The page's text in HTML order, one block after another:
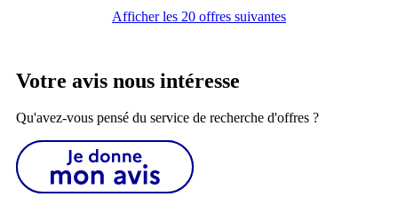
Afficher les 20 offres suivantes
Votre avis nous intéresse
Qu'avez-vous pensé du service de recherche d'offres ?